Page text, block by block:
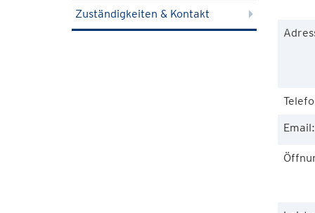
Zuständigkeiten & Kontakt
Email: